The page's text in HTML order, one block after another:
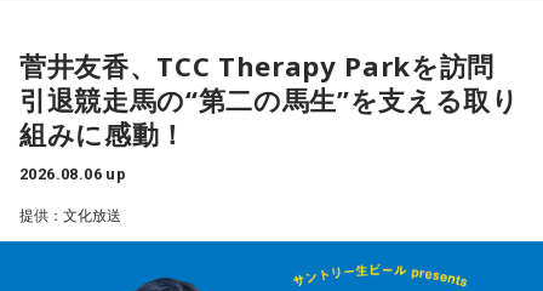
菅井友香、TCC Therapy Parkを訪問
引退競走馬の“第二の馬生”を支える取り
組みに感動！
2026.08.06 up
提供：文化放送